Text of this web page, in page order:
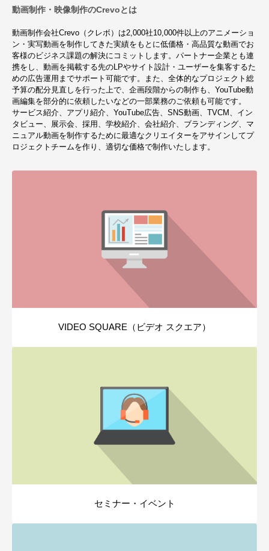
動画制作・映像制作のCrevoとは
動画制作会社Crevo（クレボ）は2,000社10,000件以上のアニメーショ
ン・実写動画を制作してきた実績をもとに低価格・高品質な動画でお
客様のビジネス課題の解決にコミットします。パートナー企業とも連
携をし、動画を掲載する先のLPやサイト設計・ユーザーを集客するた
めの広告運用までサポート可能です。また、全体的なプロジェクト総
予算の配分見直しを行った上で、企画段階からの制作も、YouTube動
画編集を部分的に依頼したいなどの一部業務のご依頼も可能です。
サービス紹介、アプリ紹介、YouTube広告、SNS動画、TVCM、イン
タビュー、展示会、採用、学校紹介、会社紹介、ブランディング、マ
ニュアル動画を制作するために最適なクリエイターをアサインしてプ
ロジェクトチームを作り、適切な価格で制作いたします。
VIDEO SQUARE（ビデオ スクエア）
セミナー・イベント